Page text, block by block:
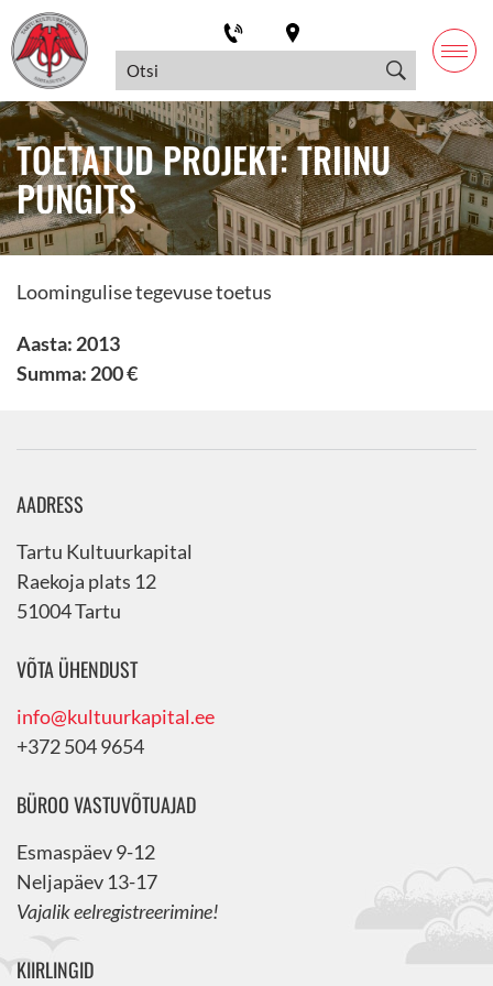
TOETATUD PROJEKT: TRIINU
PUNGITS
Loomingulise tegevuse toetus
Aasta: 2013
Summa: 200 €
AADRESS
Tartu Kultuurkapital
Raekoja plats 12
51004 Tartu
VÕTA ÜHENDUST
info@kultuurkapital.ee
+372 504 9654
BÜROO VASTUVÕTUAJAD
Esmaspäev 9-12
Neljapäev 13-17
Vajalik eelregistreerimine!
KIIRLINGID